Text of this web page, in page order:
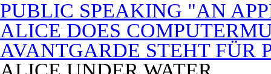
PUBLIC SPEAKING "AN
ALICE DOES
AVANTGARDE STEHT FÜR